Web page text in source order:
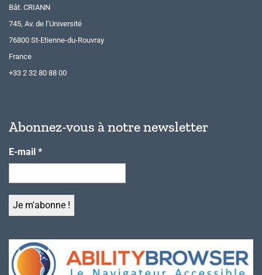
Bât. CRIANN
745, Av. de l’Université
76800 St-Etienne-du-Rouvray
France
+33 2 32 80 88 00
Abonnez-vous à notre newsletter
E-mail *